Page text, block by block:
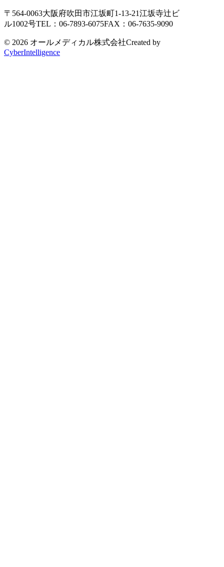
〒564-0063大阪府吹田市江坂町1-13-21江坂寺辻ビ
ル1002号TEL：06-7893-6075FAX：06-7635-9090
© 2026 オールメディカル株式会社Created by
CyberIntelligence